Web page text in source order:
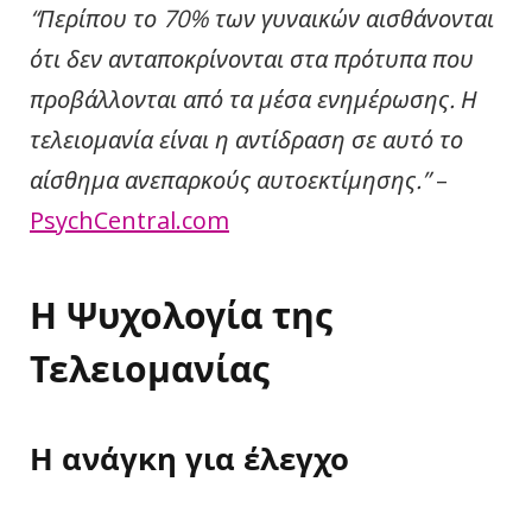
“Περίπου το 70% των γυναικών αισθάνονται
ότι δεν ανταποκρίνονται στα πρότυπα που
προβάλλονται από τα μέσα ενημέρωσης. Η
τελειομανία είναι η αντίδραση σε αυτό το
αίσθημα ανεπαρκούς αυτοεκτίμησης.”–
PsychCentral.com
Η Ψυχολογία της
Τελειομανίας
Η ανάγκη για έλεγχο